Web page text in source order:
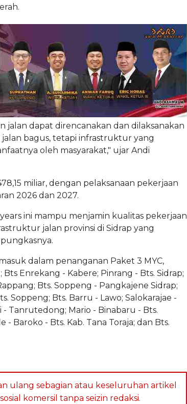
jalan dapat direncanakan dan dilaksanakan
bagus, tetapi infrastruktur yang
oleh masyarakat," ujar Andi
miliar, dengan pelaksanaan pekerjaan
2026 dan 2027.
ini mampu menjamin kualitas pekerjaan
jalan provinsi di Sidrap yang
dalam penanganan Paket 3 MYC,
Enrekang - Kabere; Pinrang - Bts. Sidrap;
Bts. Soppeng - Pangkajene Sidrap;
Soppeng; Bts. Barru - Lawo; Salokarajae -
- Tanrutedong; Mario - Binabaru - Bts.
Baroko - Bts. Kab. Tana Toraja; dan Bts.
ulang sebagian atau keseluruhan artikel
komersil tanpa seizin redaksi.